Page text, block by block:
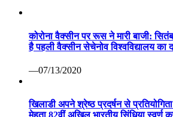
कोरोना वैक्सीन पर रूस ने मारी बाजी:
है पहली वैक्सीन सेचेनोव विश्वविद्यालय का
—07/13/2020
खिलाडी अपने श्रेष्ठ प्रदर्षन से